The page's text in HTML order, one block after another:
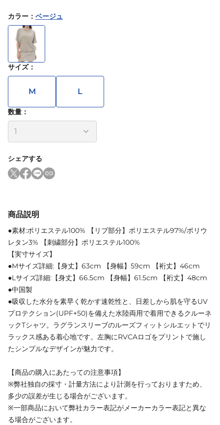
カラー ： ベージュ
サイズ：
M L
数量：
シェアする
商品説明
●素材:ポリエステル100% 【リブ部分】ポリエステル97%/ポリウ
レタン3% 【刺繍部分】ポリエステル100%
【実寸サイズ】
●Mサイズ詳細:【身丈】63cm 【身幅】59cm 【裄丈】46cm
●Lサイズ詳細:【身丈】66.5cm 【身幅】61.5cm 【裄丈】48cm
●中国製
●吸収した水分を素早く乾かす速乾性と、日差しから肌を守るUV
プロテクション(UPF+50)を備えた水陸両用で着用できるクルーネ
ックTシャツ。ラグランスリーブのルーズフィットシルエットでリ
ラックス感ある着心地です。左胸にRVCAロゴをプリントで施し
たシンプルなデザインが魅力です。
【商品の購入にあたっての注意事項】
※弊社独自の採寸・計量方法により計測を行っておりますため、
多少の誤差が生じる場合がございます。
※一部商品において弊社カラー表記がメーカーカラー表記と異な
る場合がございます。